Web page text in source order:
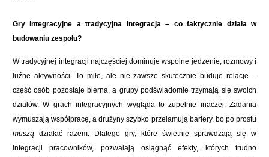
Gry integracyjne a tradycyjna integracja – co faktycznie działa w
budowaniu zespołu?
W tradycyjnej integracji najczęściej dominuje wspólne jedzenie, rozmowy i
luźne aktywności. To miłe, ale nie zawsze skutecznie buduje relacje –
część osób pozostaje bierna, a grupy podświadomie trzymają się swoich
działów. W grach integracyjnych wygląda to zupełnie inaczej. Zadania
wymuszają współpracę, a drużyny szybko przełamują bariery, bo po prostu
muszą działać razem. Dlatego gry, które świetnie sprawdzają się w
integracji pracowników, pozwalają osiągnąć efekty, których trudno